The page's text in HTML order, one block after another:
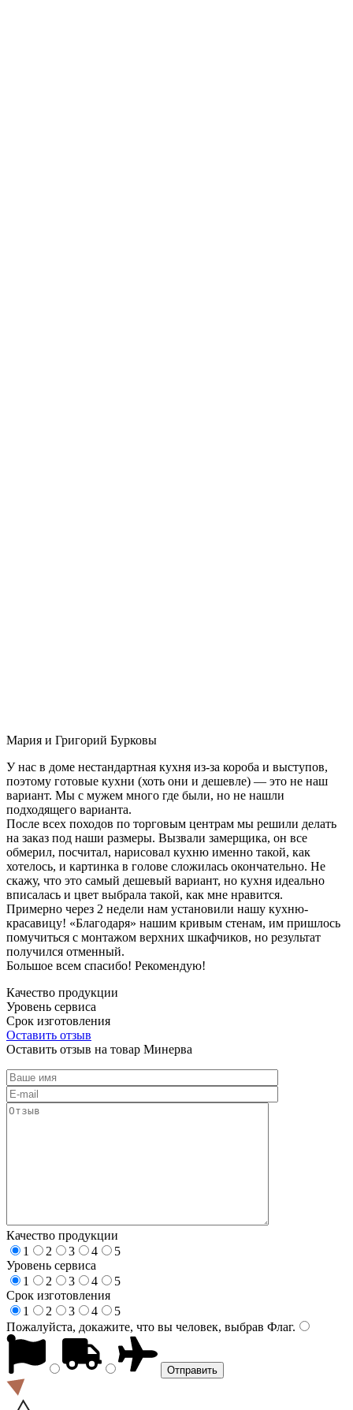
Мария и Григорий Бурковы
У нас в доме нестандартная кухня из-за короба и выступов,
поэтому готовые кухни (хоть они и дешевле) — это не наш
вариант. Мы с мужем много где были, но не нашли
подходящего варианта.
После всех походов по торговым центрам мы решили делать
на заказ под наши размеры. Вызвали замерщика, он все
обмерил, посчитал, нарисовал кухню именно такой, как
хотелось, и картинка в голове сложилась окончательно. Не
скажу, что это самый дешевый вариант, но кухня идеально
вписалась и цвет выбрала такой, как мне нравится.
Примерно через 2 недели нам установили нашу кухню-
красавицу! «Благодаря» нашим кривым стенам, им пришлось
помучиться с монтажом верхних шкафчиков, но результат
получился отменный.
Большое всем спасибо! Рекомендую!
Качество продукции
Уровень сервиса
Срок изготовления
Оставить отзыв
Оставить отзыв на товар Минерва
Качество продукции
1
2 3 4
5
Уровень сервиса
1
2 3 4
5
Срок изготовления
1
2 3 4
5
Пожалуйста, докажите, что вы человек, выбрав Флаг.